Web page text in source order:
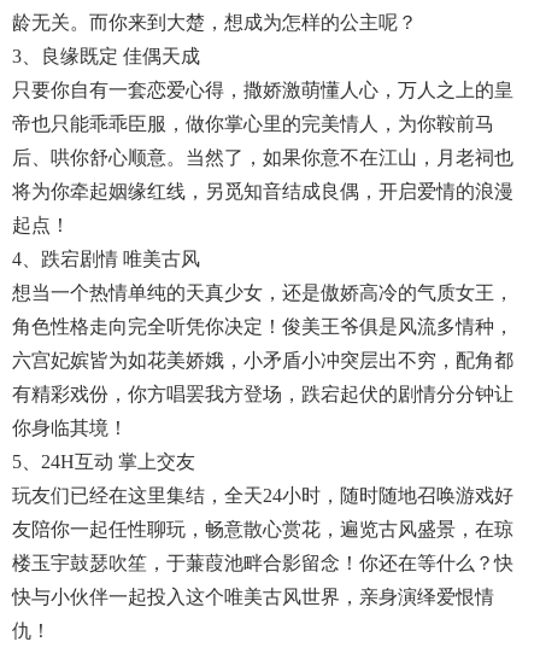
龄无关。而你来到大楚，想成为怎样的公主呢？
3、良缘既定 佳偶天成
只要你自有一套恋爱心得，撒娇激萌懂人心，万人之上的皇
帝也只能乖乖臣服，做你掌心里的完美情人，为你鞍前马
后、哄你舒心顺意。当然了，如果你意不在江山，月老祠也
将为你牵起姻缘红线，另觅知音结成良偶，开启爱情的浪漫
起点！
4、跌宕剧情 唯美古风
想当一个热情单纯的天真少女，还是傲娇高冷的气质女王，
角色性格走向完全听凭你决定！俊美王爷俱是风流多情种，
六宫妃嫔皆为如花美娇娥，小矛盾小冲突层出不穷，配角都
有精彩戏份，你方唱罢我方登场，跌宕起伏的剧情分分钟让
你身临其境！
5、24H互动 掌上交友
玩友们已经在这里集结，全天24小时，随时随地召唤游戏好
友陪你一起任性聊玩，畅意散心赏花，遍览古风盛景，在琼
楼玉宇鼓瑟吹笙，于蒹葭池畔合影留念！你还在等什么？快
快与小伙伴一起投入这个唯美古风世界，亲身演绎爱恨情
仇！